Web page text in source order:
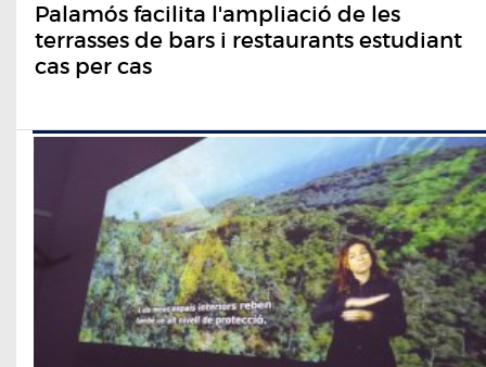
Palamós facilita l'ampliació de les
terrasses de bars i restaurants estudiant
cas per cas